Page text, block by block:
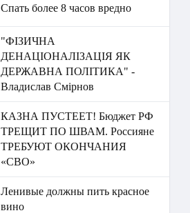
Спать более 8 часов вредно
"ФІЗИЧНА
ДЕНАЦІОНАЛІЗАЦІЯ ЯК
ДЕРЖАВНА ПОЛІТИКА" -
Владислав Смірнов
КАЗНА ПУСТЕЕТ! Бюджет РФ
ТРЕЩИТ ПО ШВАМ. Россияне
ТРЕБУЮТ ОКОНЧАНИЯ
«СВО»
Ленивые должны пить красное
вино